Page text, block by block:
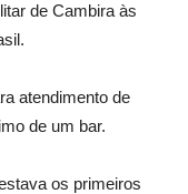
de Cambira às
atendimento de
de um bar.
os primeiros